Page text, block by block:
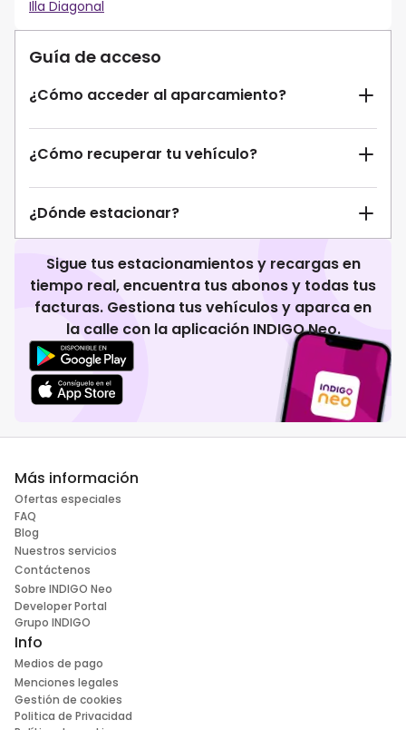
Illa Diagonal
Guía de acceso
¿Cómo acceder al aparcamiento?
¿Cómo recuperar tu vehículo?
¿Dónde estacionar?
Sigue tus estacionamientos y recargas en
tiempo real, encuentra tus abonos y todas tus
facturas. Gestiona tus vehículos y aparca en
la calle con la aplicación INDIGO Neo.
Más información
Ofertas especiales
FAQ
Blog
Nuestros servicios
Contáctenos
Sobre INDIGO Neo
Developer Portal
Grupo INDIGO
Info
Medios de pago
Menciones legales
Gestión de cookies
Politica de Privacidad